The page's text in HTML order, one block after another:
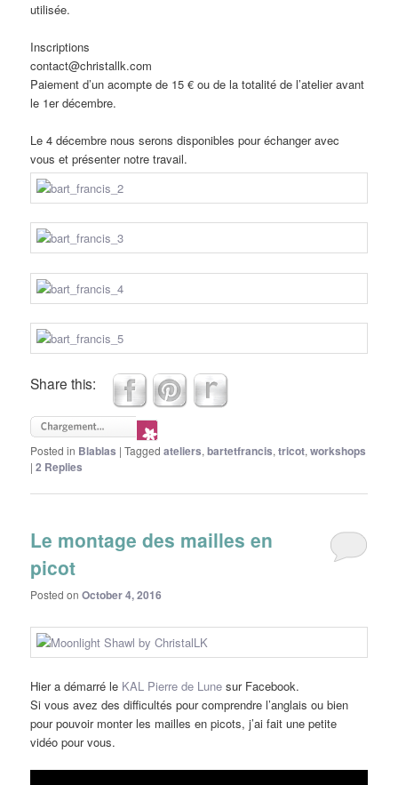
utilisée.
Inscriptions
contact@christallk.com
Paiement d’un acompte de 15 € ou de la totalité de l’atelier avant
le 1er décembre.
Le 4 décembre nous serons disponibles pour échanger avec
vous et présenter notre travail.
Share this:
Posted in Blablas |Tagged ateliers,bartetfrancis,tricot,workshops
|2 Replies
Le montage des mailles en
picot
Posted onOctober 4, 2016
Hier a démarré le KAL Pierre de Lune sur Facebook.
Si vous avez des difficultés pour comprendre l’anglais ou bien
pour pouvoir monter les mailles en picots, j’ai fait une petite
vidéo pour vous.